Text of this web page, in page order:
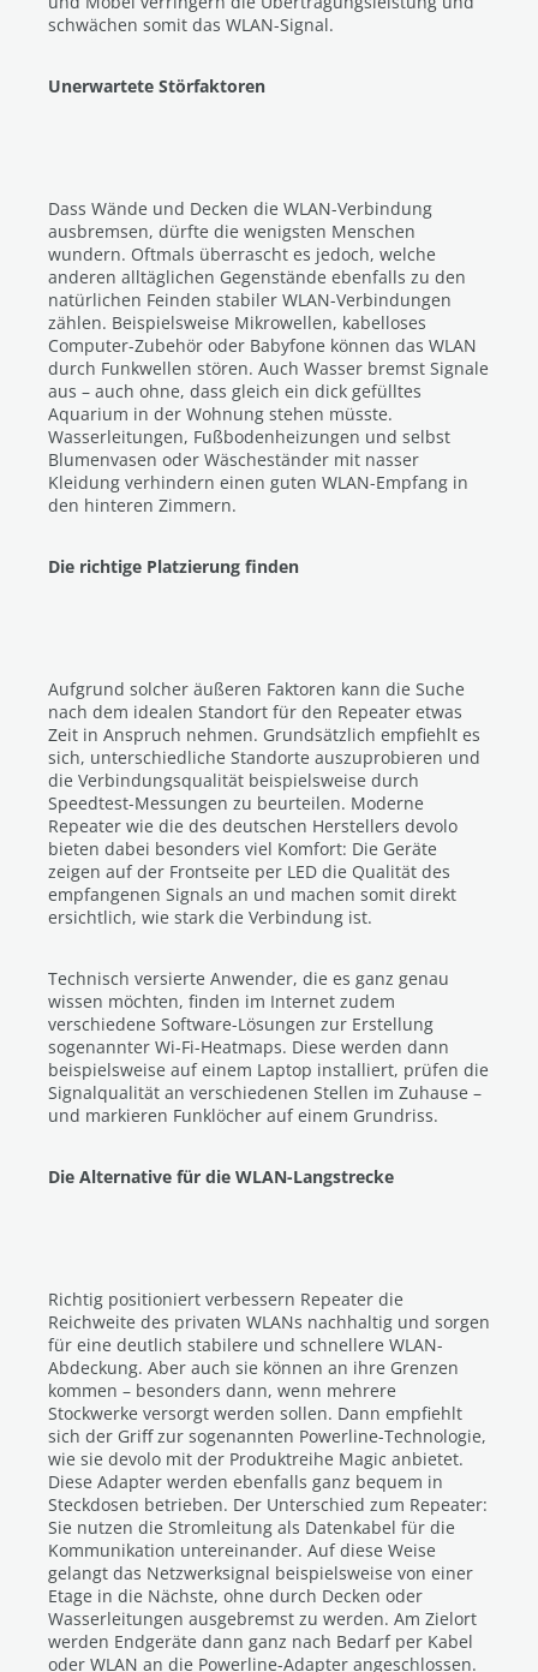
schwächen somit das WLAN-Signal.
Unerwartete Störfaktoren
Dass Wände und Decken die WLAN-Verbindung
ausbremsen, dürfte die wenigsten Menschen
wundern. Oftmals überrascht es jedoch, welche
anderen alltäglichen Gegenstände ebenfalls zu den
natürlichen Feinden stabiler WLAN-Verbindungen
zählen. Beispielsweise Mikrowellen, kabelloses
Computer-Zubehör oder Babyfone können das WLAN
durch Funkwellen stören. Auch Wasser bremst Signale
aus – auch ohne, dass gleich ein dick gefülltes
Aquarium in der Wohnung stehen müsste.
Wasserleitungen, Fußbodenheizungen und selbst
Blumenvasen oder Wäscheständer mit nasser
Kleidung verhindern einen guten WLAN-Empfang in
den hinteren Zimmern.
Die richtige Platzierung finden
Aufgrund solcher äußeren Faktoren kann die Suche
nach dem idealen Standort für den Repeater etwas
Zeit in Anspruch nehmen. Grundsätzlich empfiehlt es
sich, unterschiedliche Standorte auszuprobieren und
die Verbindungsqualität beispielsweise durch
Speedtest-Messungen zu beurteilen. Moderne
Repeater wie die des deutschen Herstellers devolo
bieten dabei besonders viel Komfort: Die Geräte
zeigen auf der Frontseite per LED die Qualität des
empfangenen Signals an und machen somit direkt
ersichtlich, wie stark die Verbindung ist.
Technisch versierte Anwender, die es ganz genau
wissen möchten, finden im Internet zudem
verschiedene Software-Lösungen zur Erstellung
sogenannter Wi-Fi-Heatmaps. Diese werden dann
beispielsweise auf einem Laptop installiert, prüfen die
Signalqualität an verschiedenen Stellen im Zuhause –
und markieren Funklöcher auf einem Grundriss.
Die Alternative für die WLAN-Langstrecke
Richtig positioniert verbessern Repeater die
Reichweite des privaten WLANs nachhaltig und sorgen
für eine deutlich stabilere und schnellere WLAN-
Abdeckung. Aber auch sie können an ihre Grenzen
kommen – besonders dann, wenn mehrere
Stockwerke versorgt werden sollen. Dann empfiehlt
sich der Griff zur sogenannten Powerline-Technologie,
wie sie devolo mit der Produktreihe Magic anbietet.
Diese Adapter werden ebenfalls ganz bequem in
Steckdosen betrieben. Der Unterschied zum Repeater:
Sie nutzen die Stromleitung als Datenkabel für die
Kommunikation untereinander. Auf diese Weise
gelangt das Netzwerksignal beispielsweise von einer
Etage in die Nächste, ohne durch Decken oder
Wasserleitungen ausgebremst zu werden. Am Zielort
werden Endgeräte dann ganz nach Bedarf per Kabel
oder WLAN an die Powerline-Adapter angeschlossen.